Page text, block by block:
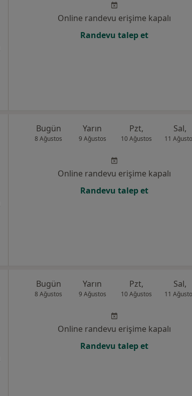
Online randevu erişime kapalı
Randevu talep et
Bugün
8 Ağustos
Yarın
9 Ağustos
Pzt,
10 Ağustos
Sal,
11
Online randevu erişime kapalı
Randevu talep et
Bugün
8 Ağustos
Yarın
9 Ağustos
Pzt,
10 Ağustos
Sal,
11
Online randevu erişime kapalı
Randevu talep et